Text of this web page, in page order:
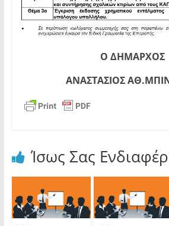
Ο ΔΗΜΑΡΧΟΣ
ΑΝΑΣΤΑΣΙΟΣ
Ίσως Σας